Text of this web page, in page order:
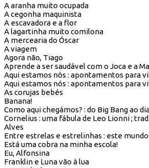
A aranha muito ocupada
A cegonha maquinista
A escavadora e a flor
A lagartinha muito comilona
A mercearia do Óscar
A viagem
Agora não, Tiago
Aprende a ser saudável com o Joca e a
Aqui estamos nós : apontamentos para
Aqui estamos nós : apontamentos para
As corujas bebés
Banana!
Como aqui chegámos? : do Big Bang ao
Cornelius : uma fábula de Leo Lionni ;
Alves
Entre estrelas e estrelinhas : este
Está uma cobra na minha escola!
Eu, Alfonsina
Franklin e Luna vão à lua